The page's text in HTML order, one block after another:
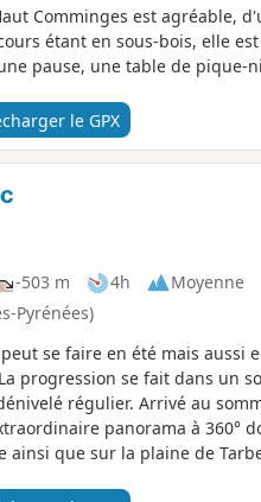
Comminges est agréable,
étant en sous-bois, elle
pause, une table de pique-
le GPX
-503 m 4h
Moyenne
Pyrénées)
se faire en été mais aussi
progression se fait dans un
régulier. Arrivé au
panorama à 360°
ainsi que sur la plaine de